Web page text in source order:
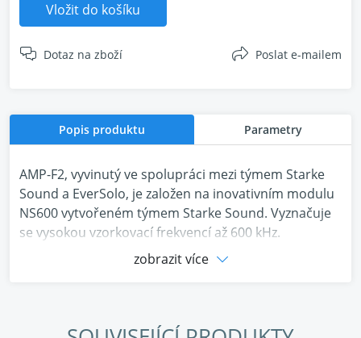
Vložit do košíku
Dotaz na zboží Poslat e-mailem
Popis produktu Parametry
AMP-F2, vyvinutý ve spolupráci mezi týmem Starke
Sound a EverSolo, je založen na inovativním modulu
NS600 vytvořeném týmem Starke Sound. Vyznačuje
se vysokou vzorkovací frekvencí až 600 kHz.
Současně výrazně snižuje hluk a zvyšuje dynamický
maximalizaci kvality zvuku.
zobrazit více